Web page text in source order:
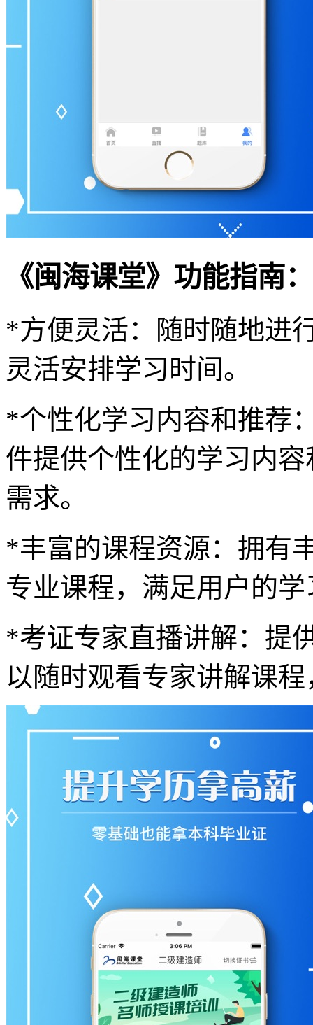
《闽海课堂》功能指南：
*方便灵活：随时随地进
灵活安排学习时间。
*个性化学习内容和推荐
件提供个性化的学习内
需求。
*丰富的课程资源：拥有
专业课程，满足用户的
*考证专家直播讲解：提
以随时观看专家讲解课